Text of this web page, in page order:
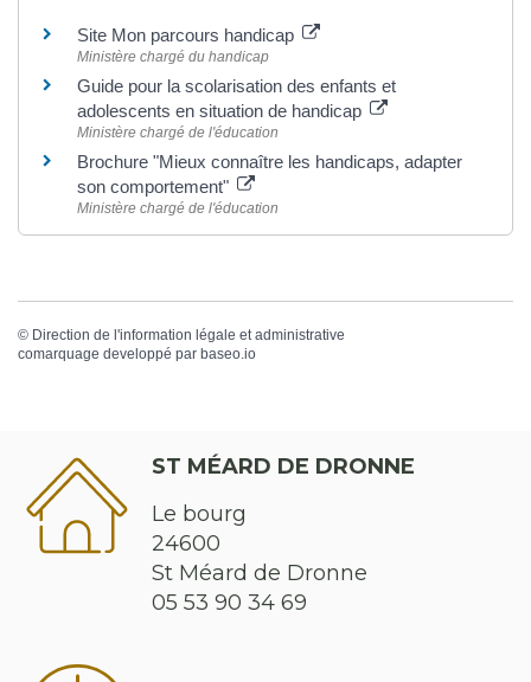
Site Mon parcours handicap
Ministère chargé du handicap
Guide pour la scolarisation des enfants et
adolescents en situation de handicap
Ministère chargé de l'éducation
Brochure "Mieux connaître les handicaps, adapter
son comportement"
Ministère chargé de l'éducation
© Direction de l'information légale et administrative
comarquage developpé par baseo.io
ST MÉARD DE DRONNE
Le bourg
24600
St Méard de Dronne
05 53 90 34 69